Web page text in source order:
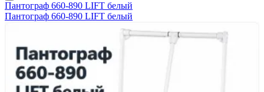
Пантограф 660-890 LIFT белый
Пантограф 660-890 LIFT белый